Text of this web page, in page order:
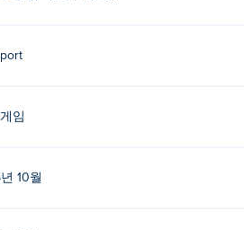
의 탑'을 플레이할 수 있나요?
바일 기기에서 플레이할 수 있습니다.
임
10월